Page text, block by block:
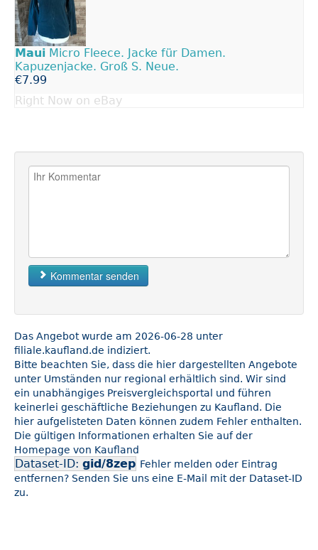
Maui Micro Fleece. Jacke für Damen.
Kapuzenjacke. Groß S. Neue.
€7.99
Right Now on eBay
Kommentar senden
Das Angebot wurde am 2026-06-28 unter
filiale.kaufland.de indiziert.
Bitte beachten Sie, dass die hier dargestellten Angebote
unter Umständen nur regional erhältlich sind. Wir sind
ein unabhängiges Preisvergleichsportal und führen
keinerlei geschäftliche Beziehungen zu Kaufland. Die
hier aufgelisteten Daten können zudem Fehler enthalten.
Die gültigen Informationen erhalten Sie auf der
Homepage von Kaufland
Dataset-ID: gid/8zep Fehler melden oder Eintrag
entfernen? Senden Sie uns eine E-Mail mit der Dataset-ID
zu.